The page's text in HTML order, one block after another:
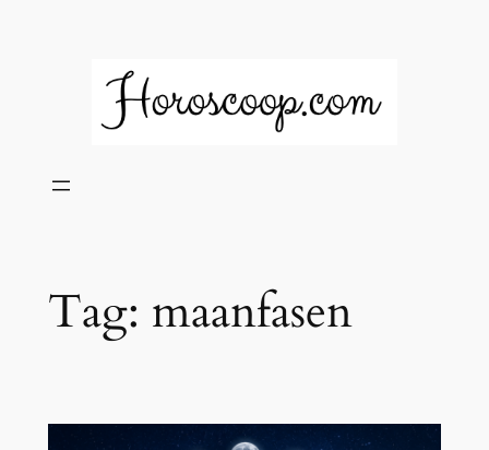
Tag: maanfasen